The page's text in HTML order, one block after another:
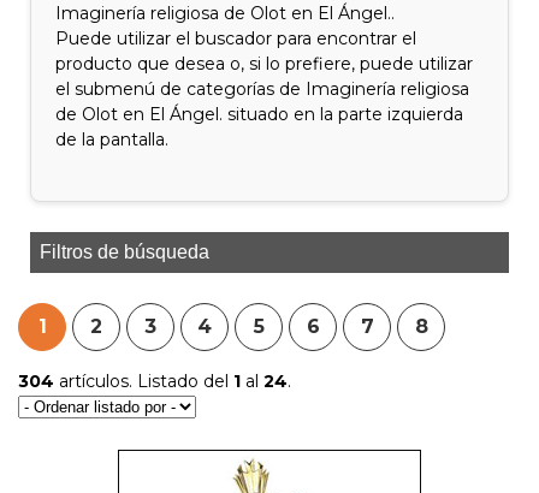
Imaginería religiosa de Olot en El Ángel..
Puede utilizar el buscador para encontrar el
producto que desea o, si lo prefiere, puede utilizar
el submenú de categorías de Imaginería religiosa
de Olot en El Ángel. situado en la parte izquierda
de la pantalla.
Filtros de búsqueda
1 2 3 4 5 6 7 8
304 artículos. Listado del 1 al 24.